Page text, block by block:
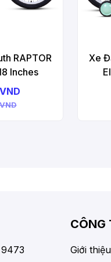
RAPTOR
Inches
Xe
CÔNG
Giới thiệu